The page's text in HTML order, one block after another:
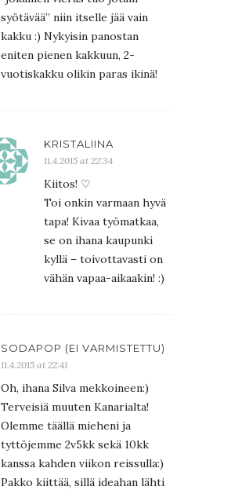
syötävää” niin itselle jää vain
kakku :) Nykyisin panostan
eniten pienen kakkuun, 2-
vuotiskakku olikin paras ikinä!
KRISTALIINA
11.4.2015 at 22:34
Kiitos! ♡
Toi onkin varmaan hyvä
tapa! Kivaa työmatkaa,
se on ihana kaupunki
kyllä – toivottavasti on
vähän vapaa-aikaakin! :)
SODAPOP (EI VARMISTETTU)
11.4.2015 at 22:41
Oh, ihana Silva mekkoineen:)
Terveisiä muuten Kanarialta!
Olemme täällä mieheni ja
tyttöjemme 2v5kk sekä 10kk
kanssa kahden viikon reissulla:)
Pakko kiittää, sillä ideahan lähti